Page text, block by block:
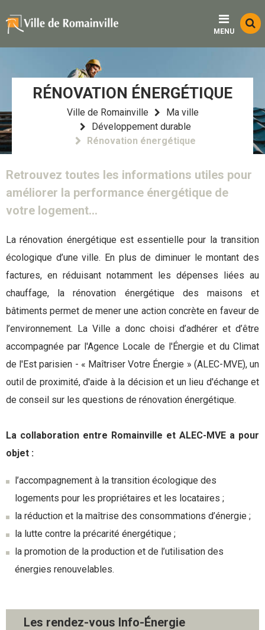
MENU
RÉNOVATION ÉNERGÉTIQUE
Ville de Romainville
Ma ville
Développement durable
Rénovation énergétique
Retrouvez toutes les informations utiles pour
améliorer la performance énergétique de
votre logement...
La rénovation énergétique est essentielle pour la transition
écologique d’une ville. En plus de diminuer le montant des
factures, en réduisant notamment les dépenses liées au
chauffage, la rénovation énergétique des maisons et
bâtiments permet de mener une action concrète en faveur de
l’environnement. La Ville a donc choisi d’adhérer et d’être
accompagnée par l'Agence Locale de l'Énergie et du Climat
de l'Est parisien - « Maîtriser Votre Énergie » (ALEC-MVE), un
outil de proximité, d'aide à la décision et un lieu d'échange et
de conseil sur les questions de rénovation énergétique.
La collaboration entre Romainville et ALEC-MVE a pour
objet :
l’accompagnement à la transition écologique des
logements pour les propriétaires et les locataires ;
la réduction et la maîtrise des consommations d’énergie ;
la lutte contre la précarité énergétique ;
la promotion de la production et de l’utilisation des
énergies renouvelables.
Les rendez-vous Info-Énergie